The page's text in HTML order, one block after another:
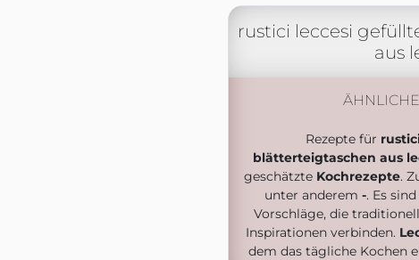
rustici leccesi
aus
Rezepte für
blätterteigtaschen aus
geschätzte Kochrezepte.
unter anderem -. Es
Vorschläge, die
Inspirationen verbinden.
dem das tägliche Kochen